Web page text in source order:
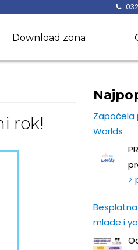
Download zona
rok!
Započela
Worlds
>
mlade i